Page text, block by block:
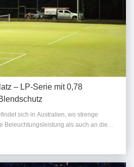
– LP-Serie mit 0,78
sich in Australien, wo strenge
Beleuchtungsleistung als auch an die
darin, eine hohe Gleichmäßigkeit
und ...